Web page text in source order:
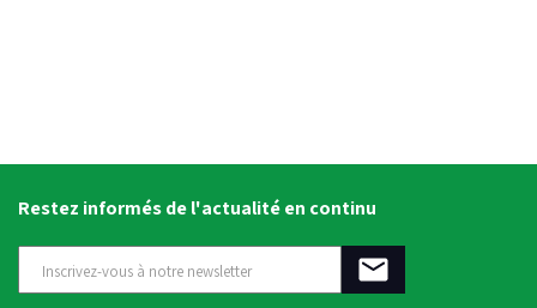
Restez informés de l'actualité en continu